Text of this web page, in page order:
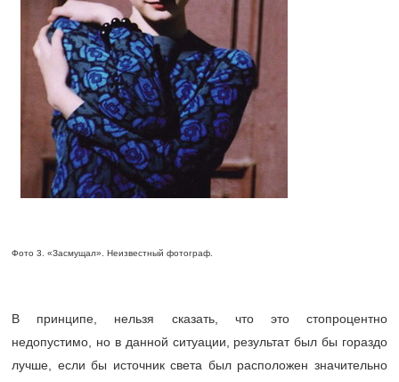
Фото 3. «Засмущал». Неизвестный фотограф.
В принципе, нельзя сказать, что это стопроцентно
недопустимо, но в данной ситуации, результат был бы гораздо
лучше, если бы источник света был расположен значительно